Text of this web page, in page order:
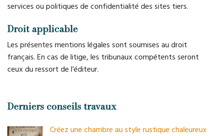
services ou politiques de confidentialité des sites tiers.
Droit applicable
Les présentes mentions légales sont soumises au droit
français. En cas de litige, les tribunaux compétents seront
ceux du ressort de l’éditeur.
Derniers conseils travaux
Créez une chambre au style rustique chaleureux